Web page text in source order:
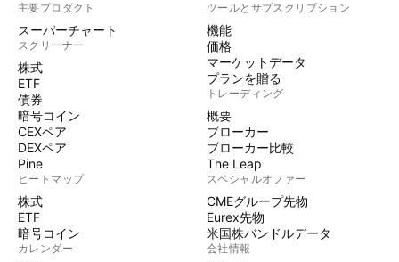
主要プロダクト
スーパーチャート
スクリーナー
株式
ETF
債券
暗号コイン
CEXペア
DEXペア
Pine
ヒートマップ
株式
ETF
暗号コイン
カレンダー
ツールとサブスクリプション
機能
価格
マーケットデータ
プランを贈る
トレーディング
概要
ブローカー
ブローカー比較
The Leap
スペシャルオファー
CMEグループ先物
Eurex先物
米国株バンドルデータ
会社情報